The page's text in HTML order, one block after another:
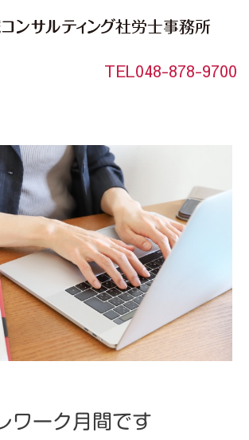
TEL048-878-9700
ワーク月間です